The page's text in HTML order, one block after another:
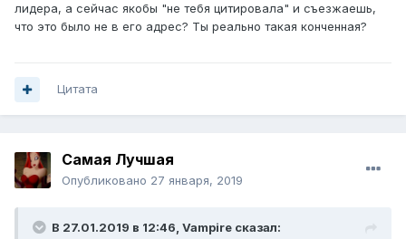
лидера, а сейчас якобы "не тебя цитировала" и съезжаешь,
что это было не в его адрес? Ты реально такая конченная?
Цитата
Самая Лучшая
Опубликовано 27 января, 2019
В 27.01.2019 в 12:46, Vampirе сказал: